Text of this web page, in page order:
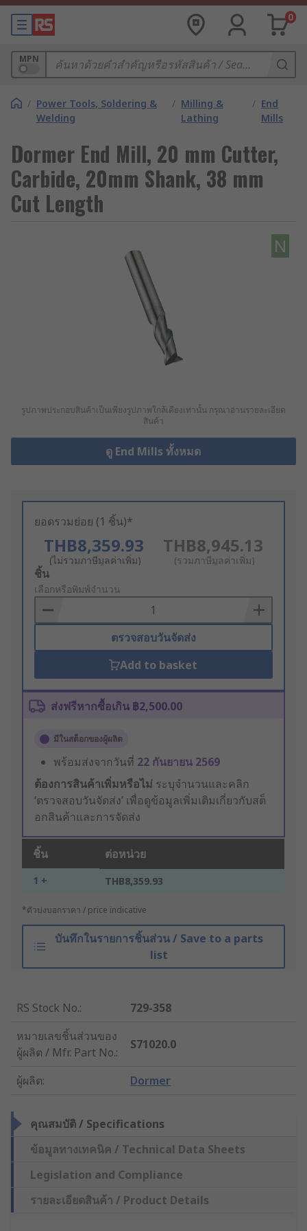
0
MPN
/ Power Tools, Soldering &
Welding
/ Milling &
Lathing
/ End
Mills
Dormer End Mill, 20 mm Cutter,
Carbide, 20mm Shank, 38 mm
Cut Length
N
รูปภาพประกอบสินค้าเป็นเพียงรูปภาพใกล้เคียงเท่านั้น กรุณาอ่านรายละเอียด
สินค้า
ดู End Mills ทั้งหมด
ยอดรวมย่อย (1 ชิ้น)*
THB8,359.93
(ไม่รวมภาษีมูลค่าเพิ่ม)
THB8,945.13
(รวมภาษีมูลค่าเพิ่ม)
Add
to
Basket
ชิ้น
เลือกหรือพิมพ์จำนวน
ตรวจสอบวันจัดส่ง
Add to basket
ส่งฟรีหากซื้อเกิน ฿2,500.00
มีในสต็อกของผู้ผลิต
พร้อมส่งจากวันที่ 22 กันยายน 2569
ต้องการสินค้าเพิ่มหรือไม่ ระบุจำนวนและคลิก
‘ตรวจสอบวันจัดส่ง’ เพื่อดูข้อมูลเพิ่มเติมเกี่ยวกับสต็
อกสินค้าและการจัดส่ง
ชิ้น ต่อหน่วย
1 + THB8,359.93
*ตัวบ่งบอกราคา / price indicative
บันทึกในรายการชิ้นส่วน / Save to a parts
list
RS Stock No.:
729-358
หมายเลขชิ้นส่วนของ
ผู้ผลิต / Mfr. Part No.:
S71020.0
ผู้ผลิต: Dormer
คุณสมบัติ / Specifications
ข้อมูลทางเทคนิค / Technical Data Sheets
Legislation and Compliance
รายละเอียดสินค้า / Product Details